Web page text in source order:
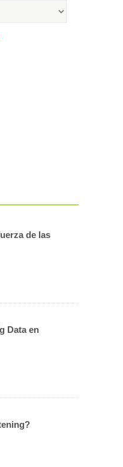
de las
Data en